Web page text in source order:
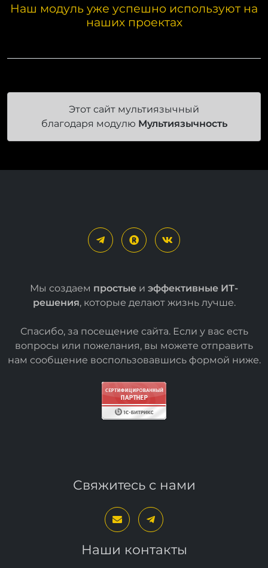
Наш модуль уже успешно используют на
наших проектах
Этот сайт мультиязычный
благодаря модулю Мультиязычность
Мы создаем простые и эффективные ИТ-
решения, которые делают жизнь лучше.
Спасибо, за посещение сайта. Если у вас есть
вопросы или пожелания, вы можете отправить
нам сообщение воспользовавшись формой ниже.
Свяжитесь с нами
Наши контакты